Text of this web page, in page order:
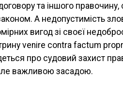
та іншого
А недопустимість
вигод зі своєї
venire contra factum
про судовий захист
важливою засадою.